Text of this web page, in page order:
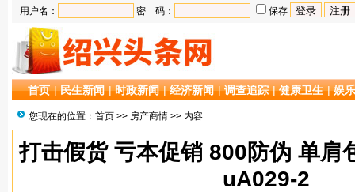
用户名： 密 码： 保存
首页 |民生新闻 |时政新闻 |经济新闻 |调查追踪 |健康卫生 |娱
您现在的位置： 首页 >> 房产商情 >> 内容
打击假货 亏本促销 800防伪 单肩
uA029-2